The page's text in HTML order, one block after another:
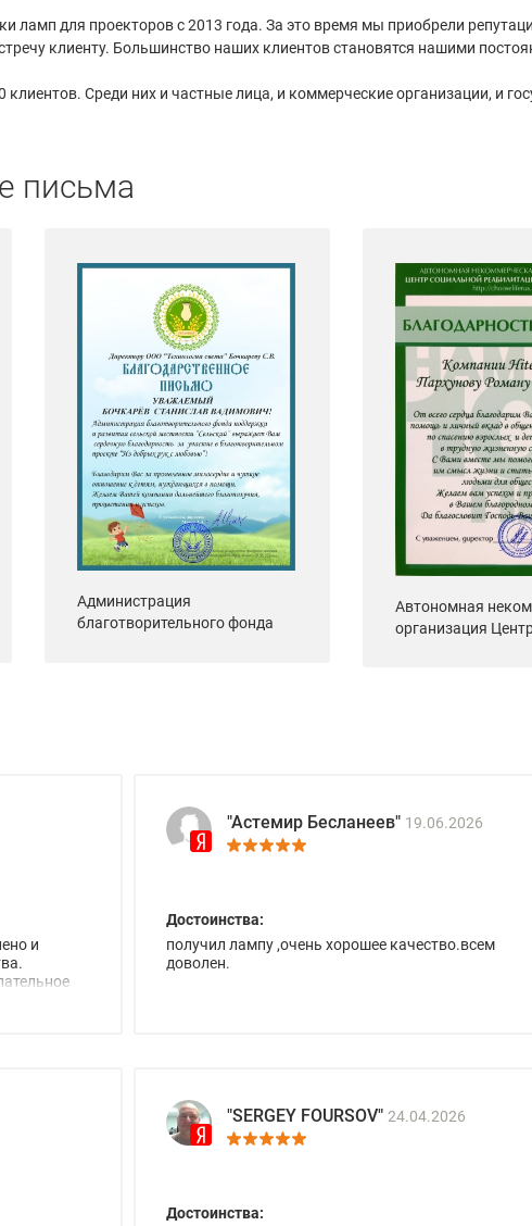
ламп для проекторов с 2013 года. За это время мы приобрели
клиенту. Большинство наших клиентов становятся нашими
Среди них и частные лица, и коммерческие организации, и
письма
Администрация
благотворительного фонда
Автономная
организация
и
"Астемир Бесланеев" 19.06.2026
Достоинства:
получил лампу ,очень хорошее качество.всем
доволен.
"SERGEY FOURSOV" 24.04.2026
Достоинства: